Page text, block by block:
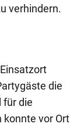
verhindern.
die
für die
konnte vor Ort